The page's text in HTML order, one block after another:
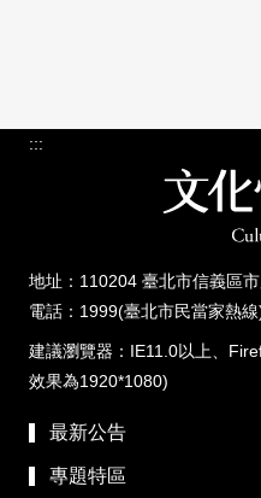
:::
地址：110204 臺北市信義區
電話：1999(臺北市民當家熱
建議瀏覽器：IE11.0以上、
效果為1920*1080)
最新公告
專題特區